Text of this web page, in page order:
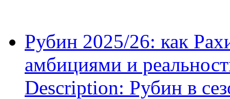
Рубин 2025/26: как
амбициями и
Description: Рубин в